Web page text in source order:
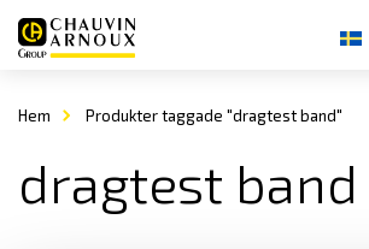
Hem Produkter taggade "dragtest band"
dragtest band